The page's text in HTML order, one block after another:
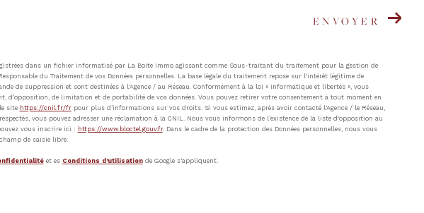
ENVOYER
dans un fichier informatisé par La Boite Immo agissant comme Sous-traitant du traitement pour la gestion de
du Traitement de vos Données personnelles. La base légale du traitement repose sur l'intérêt légitime de
de suppression et sont destinées à l'Agence / au Réseau. Conformément à la loi « informatique et libertés », vous
d’opposition, de limitation et de portabilité de vos données. Vous pouvez retirer votre consentement à tout moment en
site https://cnil.fr/frpour plus d’informations sur vos droits. Si vous estimez, après avoir contacté l'Agence / le Réseau,
vous pouvez adresser une réclamation à la CNIL. Nous vous informons de l’existence de la liste d'opposition au
vous inscrire ici : https://www.bloctel.gouv.fr. Dans le cadre de la protection des Données personnelles, nous vous
de saisie libre.
et es Conditions d'utilisationde Google s'appliquent.